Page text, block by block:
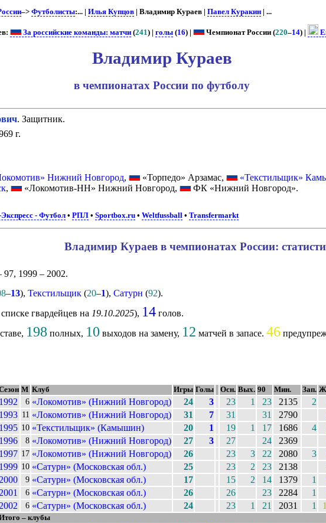
–>Футболисты:... |Илья Купцов | Владимир Кураев |Павел Куракин | ...
За российские команды: матчи (241) |голы (16) | Чемпионат России (220–14) |
Владимир Кураев
в чемпионатах России по футболу
. Защитник.
г.
Нижний Новгород, «Торпедо» Арзамас, «Текстильщик»
, «Локомотив-НН» Нижний Новгород, ФК «Нижний Новгород».
- Футбол• РПЛ• Sportbox.ru• Weltfussball• Transfermarkt
Владимир Кураев в чемпионатах России:
97, 1999 – 2002.
–13), Текстильщик(20–1), Сатурн (92).
гвардейцев на 19.10.2025), 14голов.
198 полных, 10 выходов на замену, 12 матчей в запасе. 46
М Клуб Игры Голы Осн. Вых. 90 Мин. Зап.
1992 6 «Локомотив» (Нижний Новгород) 24 3 23 1 23 2135 2
1993 11 «Локомотив» (Нижний Новгород) 31 7 31 31 2790
1995 10 «Текстильщик» (Камышин) 20 1 19 1 17 1686 4
1996
8 «Локомотив» (Нижний Новгород) 27 3 27 24 2369
1997 17 «Локомотив» (Нижний Новгород) 26 23 3 22 2080 3
1999 10 «Сатурн» (Московская обл.) 25 23 2 23 2138
2000
9 «Сатурн» (Московская обл.) 17 15 2 14 1379 1
2001
6 «Сатурн» (Московская обл.) 26 26 23 2284 1
2002
6 «Сатурн» (Московская обл.) 24 23 1 21 2031 1
– клубы